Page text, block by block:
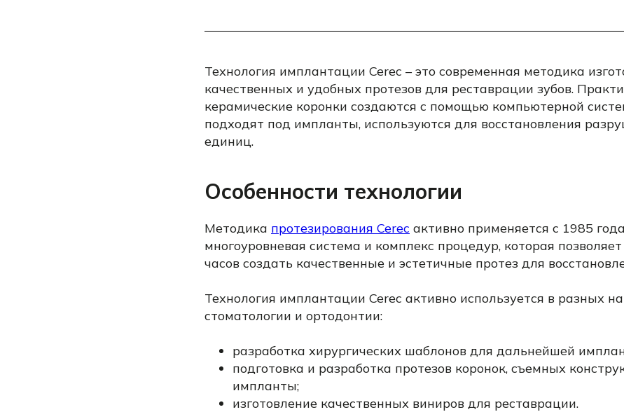
Технология имплантации Cerec – это современная методика
качественных и удобных протезов для реставрации зубов.
керамические коронки создаются с помощью компьютерной
подходят под импланты, используются для восстановления
единиц.
Особенности технологии
Методика протезирования Cerec активно применяется с 1985
многоуровневая система и комплекс процедур, которая
часов создать качественные и эстетичные протез для
Технология имплантации Cerec активно используется в разных
стоматологии и ортодонтии:
разработка хирургических шаблонов для дальнейшей
подготовка и разработка протезов коронок, съемных
импланты;
изготовление качественных виниров для реставрации.